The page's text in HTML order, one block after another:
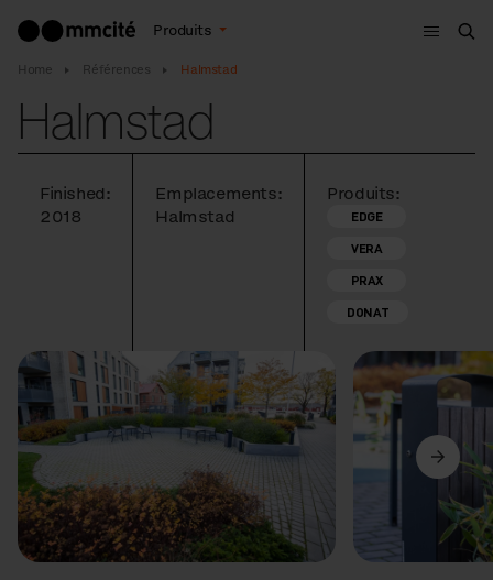
Produits
Menu
Home Références Halmstad
Halmstad
Finished:
2018
Emplacements:
Halmstad
Produits:
EDGE
VERA
PRAX
DONAT
Précédent Suivant